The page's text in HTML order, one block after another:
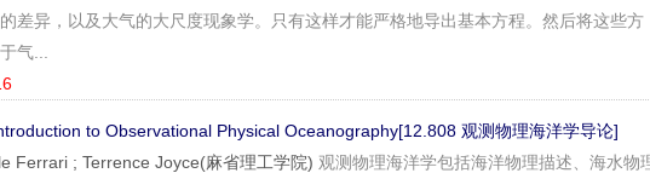
差异，以及大气的大尺度现象学。只有这样才能严格地导出基本方程。然后将这些方
气...
to Observational Physical Oceanography[12.808 观测物理海洋学导论]
Ferrari ; Terrence Joyce(麻省理工学院) 观测物理海洋学包括海洋物理描述、海水物